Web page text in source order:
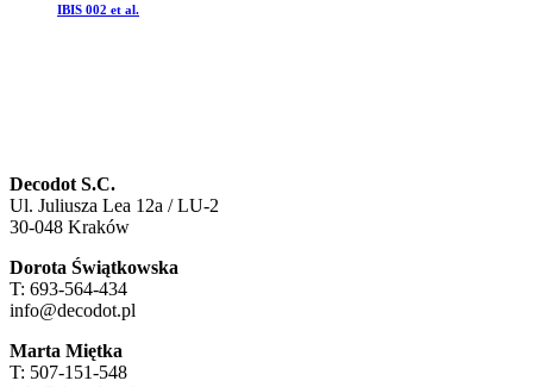
IBIS 002 et al.
Decodot S.C.
Ul. Juliusza Lea 12a / LU-2
30-048 Kraków
Dorota Świątkowska
T: 693-564-434
info@decodot.pl
Marta Miętka
T: 507-151-548